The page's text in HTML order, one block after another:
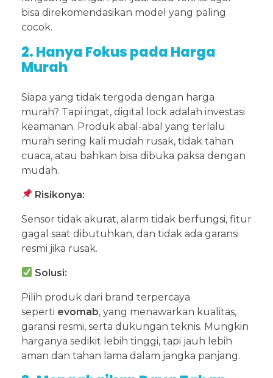
bisa direkomendasikan model yang paling
cocok.
2. Hanya Fokus pada Harga
Murah
Siapa yang tidak tergoda dengan harga
murah? Tapi ingat, digital lock adalah investasi
keamanan. Produk abal-abal yang terlalu
murah sering kali mudah rusak, tidak tahan
cuaca, atau bahkan bisa dibuka paksa dengan
mudah.
Risikonya:
Sensor tidak akurat, alarm tidak berfungsi, fitur
gagal saat dibutuhkan, dan tidak ada garansi
resmi jika rusak.
Solusi:
Pilih produk dari brand terpercaya
seperti evomab, yang menawarkan kualitas,
garansi resmi, serta dukungan teknis. Mungkin
harganya sedikit lebih tinggi, tapi jauh lebih
aman dan tahan lama dalam jangka panjang.